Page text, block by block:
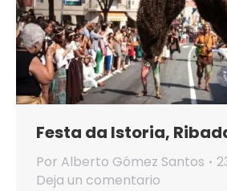
Festa da Istoria,
Por Alberto Gómez Santos
Deja un comentario